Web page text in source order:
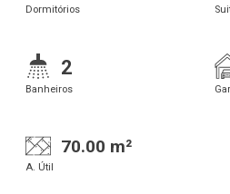
Dormitórios
2
Banheiros
70.00 m²
A. Útil